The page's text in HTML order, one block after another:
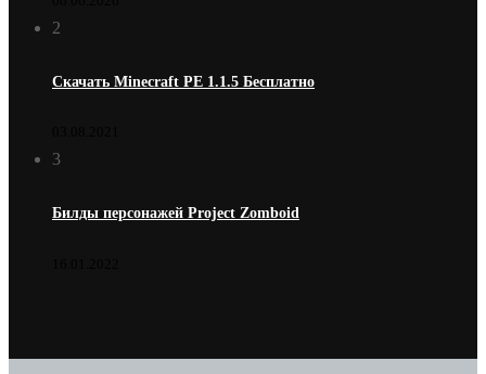
2
Скачать Minecraft PE 1.1.5 Бесплатно
3
Билды персонажей Project Zomboid